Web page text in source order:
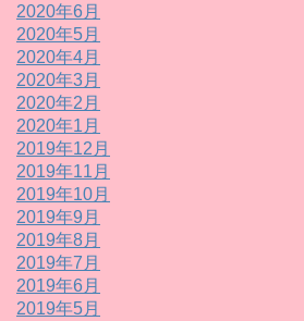
2020年6月
2020年5月
2020年4月
2020年3月
2020年2月
2020年1月
2019年12月
2019年11月
2019年10月
2019年9月
2019年8月
2019年7月
2019年6月
2019年5月